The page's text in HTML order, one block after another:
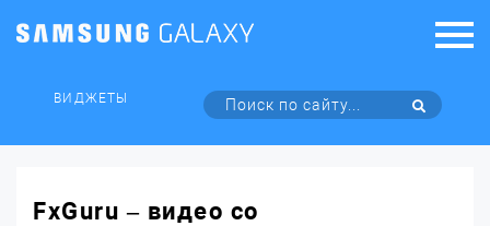
ВИДЖЕТЫ
FxGuru – видео со